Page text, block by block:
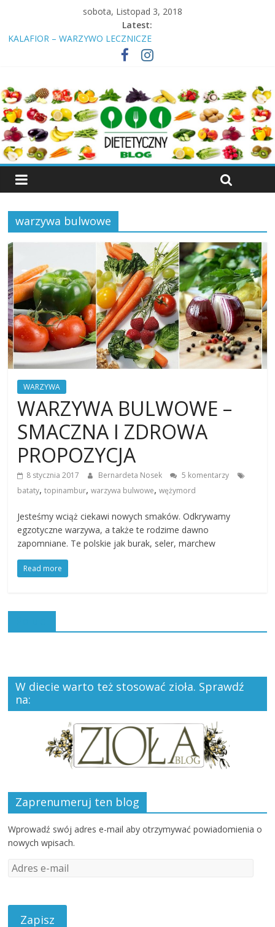
sobota, Listopad 3, 2018
Latest:
KALAFIOR – WARZYWO LECZNICZE
Insulinooporność? Cukrzyca? Przeczytaj nawet jeśli jesteś
KIEŁKI – WŁAŚCIWOŚCI, RODZAJE KIEŁKÓW
WIŚNIA – OWOC, KTÓRY LECZY
warzywa bulwowe
WARZYWA
WARZYWA BULWOWE –
SMACZNA I ZDROWA
PROPOZYCJA
8 stycznia 2017 Bernardeta Nosek
5 komentarzy
bataty,topinambur,warzywa bulwowe,wężymord
Jesteśmy wciąż ciekawi nowych smaków. Odkrywamy
egzotyczne warzywa, a także te rodzime dawno
zapomniane. Te polskie jak burak, seler, marchew
Read more
W diecie warto też stosować zioła. Sprawdź
na:
Zaprenumeruj ten blog
Wprowadź swój adres e-mail aby otrzymywać powiadomienia o
nowych wpisach.
A
e